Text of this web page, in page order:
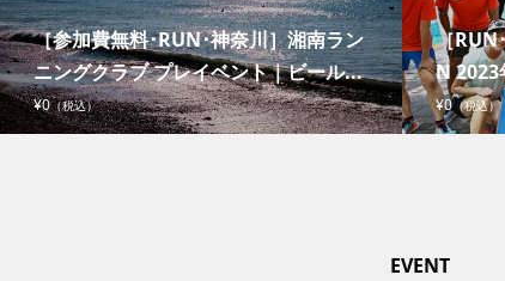
［参加費無料･RUN･神奈川］湘南ラン
ニングクラブ プレイベント｜ビール...
¥0（税込）
［RUN
N 2023
¥0（税込）
EVENT